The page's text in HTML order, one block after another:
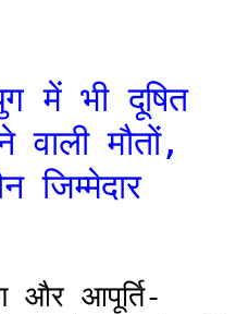
में भी दूषित
मौतों,
जिम्मेदार
और आपूर्ति-